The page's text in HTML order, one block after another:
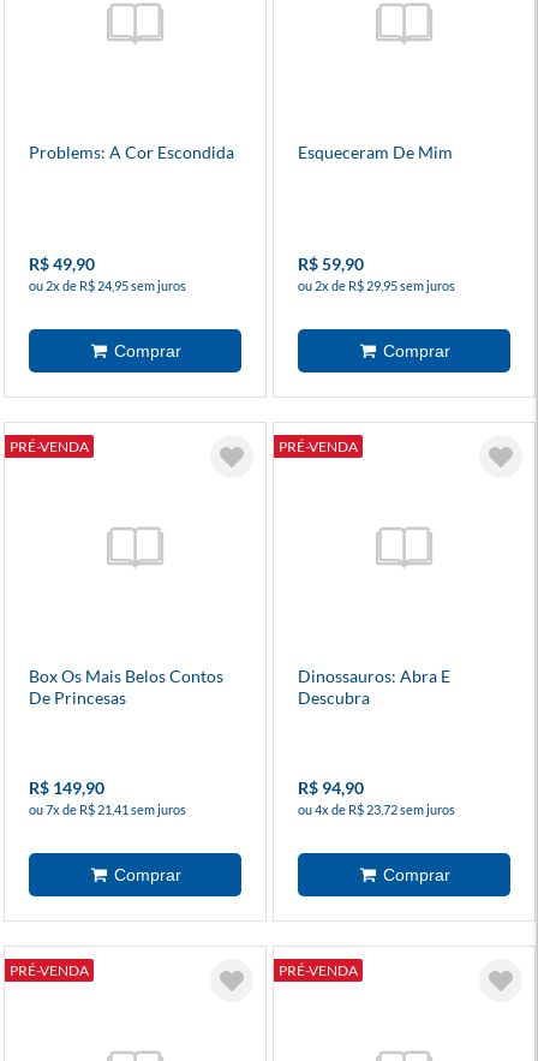
Problems: A Cor Escondida
R$ 49,90
ou 2x de R$ 24,95 sem juros
Esqueceram De Mim
R$ 59,90
ou 2x de R$ 29,95 sem juros
PRÉ-VENDA
Box Os Mais Belos Contos
De Princesas
R$ 149,90
ou 7x de R$ 21,41 sem juros
PRÉ-VENDA
Dinossauros: Abra E
Descubra
R$ 94,90
ou 4x de R$ 23,72 sem juros
PRÉ-VENDA PRÉ-VENDA